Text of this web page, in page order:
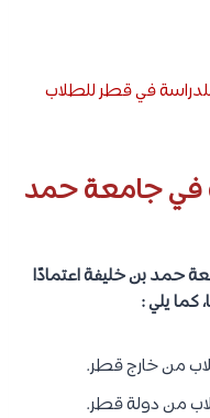
في قطر للطلاب
في جامعة حمد
حمد بن خليفة اعتمادًا
كما يلي :
من خارج قطر.
من دولة قطر.